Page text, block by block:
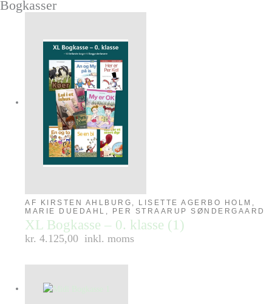
Bogkasser
AF KIRSTEN AHLBURG, LISETTE AGERBO HOLM,
MARIE DUEDAHL, PER STRAARUP SØNDERGAARD
XL Bogkasse – 0. klasse (1)
kr. 4.125,00 inkl. moms